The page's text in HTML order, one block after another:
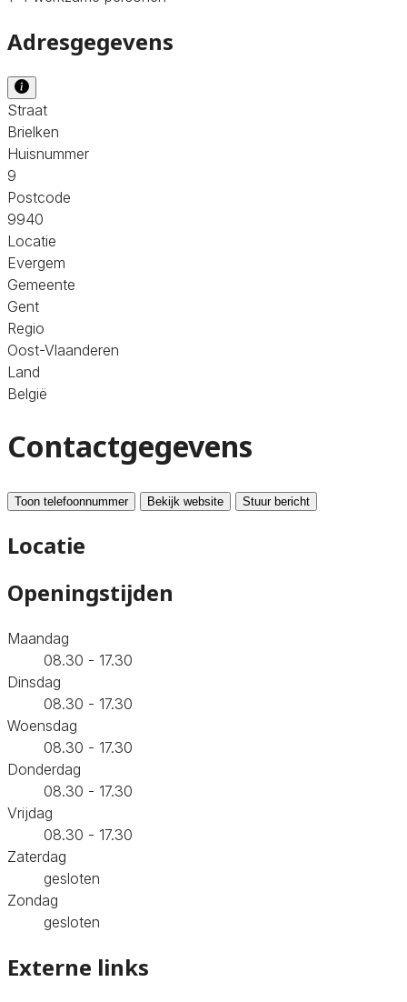
Adresgegevens
Straat
Brielken
Huisnummer
9
Postcode
9940
Locatie
Evergem
Gemeente
Gent
Regio
Oost-Vlaanderen
Land
België
Contactgegevens
Toon telefoonnummer Bekijk website Stuur bericht
Locatie
Openingstijden
Maandag
08.30 - 17.30
Dinsdag
08.30 - 17.30
Woensdag
08.30 - 17.30
Donderdag
08.30 - 17.30
Vrijdag
08.30 - 17.30
Zaterdag
gesloten
Zondag
gesloten
Externe links